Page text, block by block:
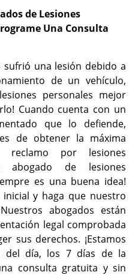
de Lesiones
Una Consulta
una lesión debido a
de un vehículo,
personales mejor
Cuando cuenta con un
que lo defiende,
de obtener la máxima
reclamo por lesiones
abogado de lesiones
es una buena idea!
y haga que nuestro
abogados están
legal comprobada
sus derechos. ¡Estamos
del día, los 7 días de la
consulta gratuita y sin